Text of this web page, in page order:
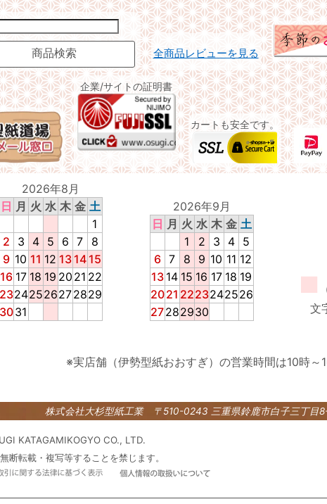
全商品レビューを見る
企業/サイトの証明書
カートも安全です。
2026年8月
日 月 火 水 木 金 土
1
2
3 4 5 6 7
8
9 10 11 12 13 14 15
16 17 18 19 20 21 22
23242526272829
3031
2026年9月
日 月 火 水 木 金 土
1
2 3 4
5
6 7 8 9 10 11 12
13 14 15 16 17 18 19
2021 2223242526
27282930
■
文
※実店舗（伊勢型紙おおすぎ）の営業時間は10時～
株式会社大杉型紙工業 〒510-0243 三重県鈴鹿市白子三丁目
KATAGAMIKOGYO CO., LTD.
断転載・複写等することを禁じます。